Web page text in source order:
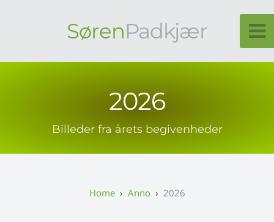
SørenPadkjær
2026
Billeder fra årets begivenheder
Anno 2026